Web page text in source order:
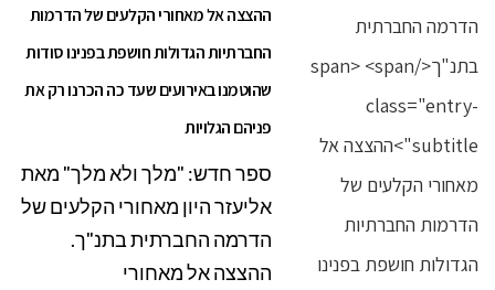
ההצצה אל מאחורי הקלעים של הדרמות
החברתיות הגדולות חושפת בפנינו סודות
שהוטמנו באירועים שעד כה הכרנו רק את
פניהם הגלויות
ספר חדש: "מלך ולא מלך" מאת
אליעזר היון מאחורי הקלעים של
הדרמה החברתית בתנ"ך.
ההצצה אל מאחורי